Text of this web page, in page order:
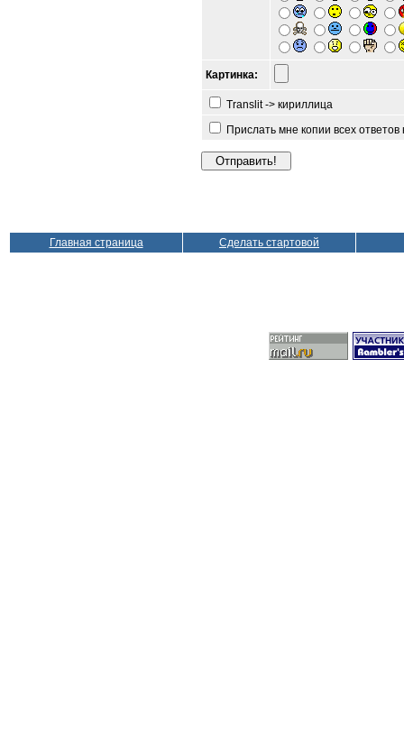
Картинка:
Translit -> кириллица
Прислать мне копии всех
Главная страница Сделать стартовой